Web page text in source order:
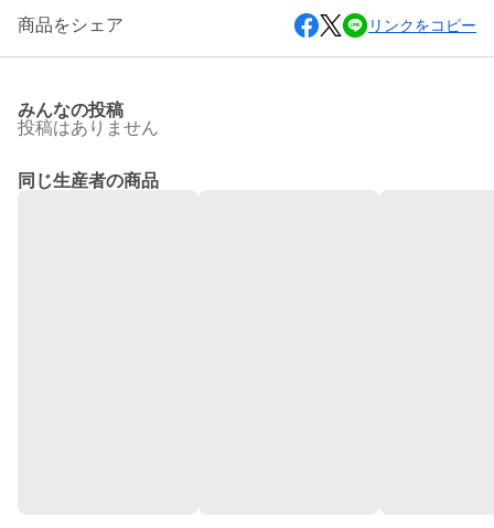
商品をシェア リンクをコピー
みんなの投稿
投稿はありません
同じ生産者の商品